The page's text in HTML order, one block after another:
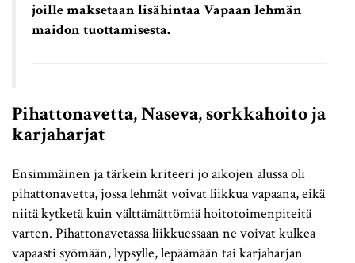
joille maksetaan lisähintaa Vapaan lehmän
maidon tuottamisesta.
Pihattonavetta, Naseva, sorkkahoito ja
karjaharjat
Ensimmäinen ja tärkein kriteeri jo aikojen alussa oli
pihattonavetta, jossa lehmät voivat liikkua vapaana, eikä
niitä kytketä kuin välttämättömiä hoitotoimenpiteitä
varten. Pihattonavetassa liikkuessaan ne voivat kulkea
vapaasti syömään, lypsylle, lepäämään tai karjaharjan